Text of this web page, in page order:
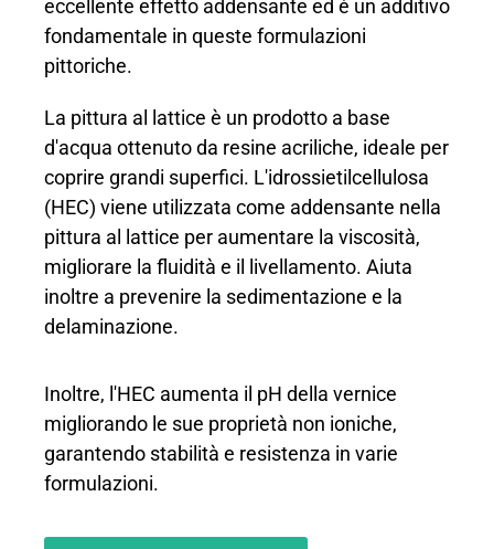
eccellente effetto addensante ed è un additivo
fondamentale in queste formulazioni
pittoriche.
La pittura al lattice è un prodotto a base
d'acqua ottenuto da resine acriliche, ideale per
coprire grandi superfici. L'idrossietilcellulosa
(HEC) viene utilizzata come addensante nella
pittura al lattice per aumentare la viscosità,
migliorare la fluidità e il livellamento. Aiuta
inoltre a prevenire la sedimentazione e la
delaminazione.
Inoltre, l'HEC aumenta il pH della vernice
migliorando le sue proprietà non ioniche,
garantendo stabilità e resistenza in varie
formulazioni.